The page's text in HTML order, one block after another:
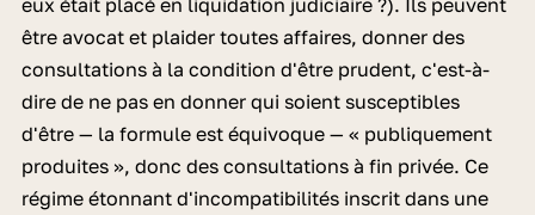
eux était placé en liquidation judiciaire ?). Ils peuvent
être avocat et plaider toutes affaires, donner des
consultations à la condition d'être prudent, c'est-à-
dire de ne pas en donner qui soient susceptibles
d'être — la formule est équivoque — « publiquement
produites », donc des consultations à fin privée. Ce
régime étonnant d'incompatibilités inscrit dans une